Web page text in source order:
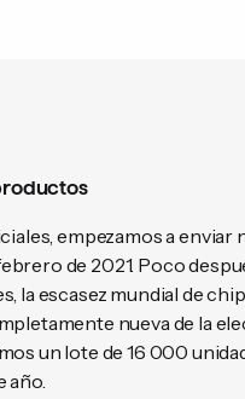
empezamos a enviar
de 2021. Poco
la escasez mundial de
nueva de la
un lote de 16 000
año.